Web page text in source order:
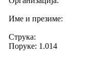
Име и презиме:
Струка:
Поруке: 1.014